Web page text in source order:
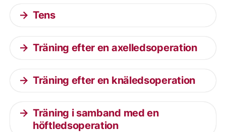
Tens
Träning efter en axelledsoperation
Träning efter en knäledsoperation
Träning i samband med en
höftledsoperation